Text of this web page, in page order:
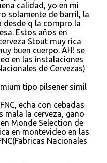
calidad, yo en mi
solamente de barril, la
desde q la compro la
Estos años en
Stout muy rica
buen cuerpo. AH! se
en las instalaciones
de Cervezas)
tipo pilsener simil
echa con cebadas
mala la cerveza, gano
Monde Selection de
en montevideo en las
Nacionales